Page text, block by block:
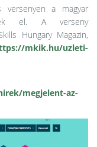
versenyen a magyar
el. A verseny
Hungary Magazin,
mkik.hu/uzleti-
megjelent-az-